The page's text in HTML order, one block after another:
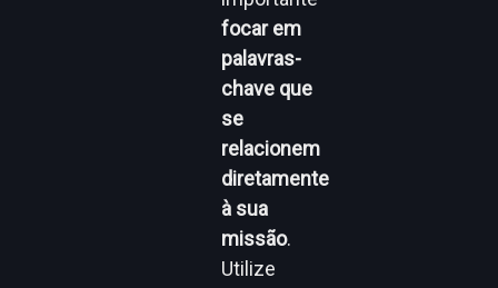
focar em
palavras-
chave que
se
relacionem
diretamente
à sua
missão.
Utilize